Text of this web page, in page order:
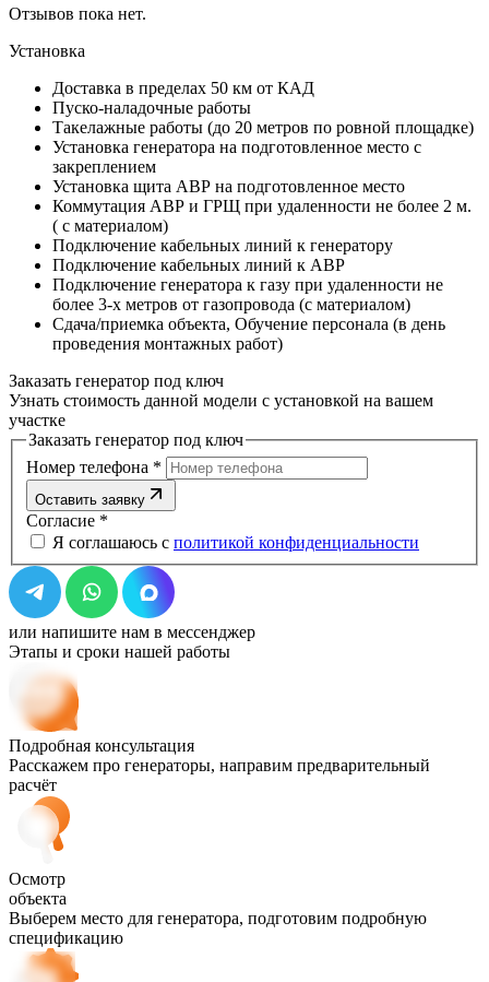
Отзывов пока нет.
Установка
Доставка в пределах 50 км от КАД
Пуско-наладочные работы
Такелажные работы (до 20 метров по ровной площадке)
Установка генератора на подготовленное место с
закреплением
Установка щита АВР на подготовленное место
Коммутация АВР и ГРЩ при удаленности не более 2 м.
( с материалом)
Подключение кабельных линий к генератору
Подключение кабельных линий к АВР
Подключение генератора к газу при удаленности не
более 3-х метров от газопровода (с материалом)
Сдача/приемка объекта, Обучение персонала (в день
проведения монтажных работ)
Заказать генератор под ключ
Узнать стоимость данной модели с установкой на вашем
участке
Заказать генератор под ключ
Номер телефона *
Оставить заявку
Согласие *
Я соглашаюсь с политикой конфиденциальности
или напишите нам в мессенджер
Этапы и сроки нашей работы
Подробная консультация
Расскажем про генераторы, направим предварительный
расчёт
Осмотр
объекта
Выберем место для генератора, подготовим подробную
спецификацию